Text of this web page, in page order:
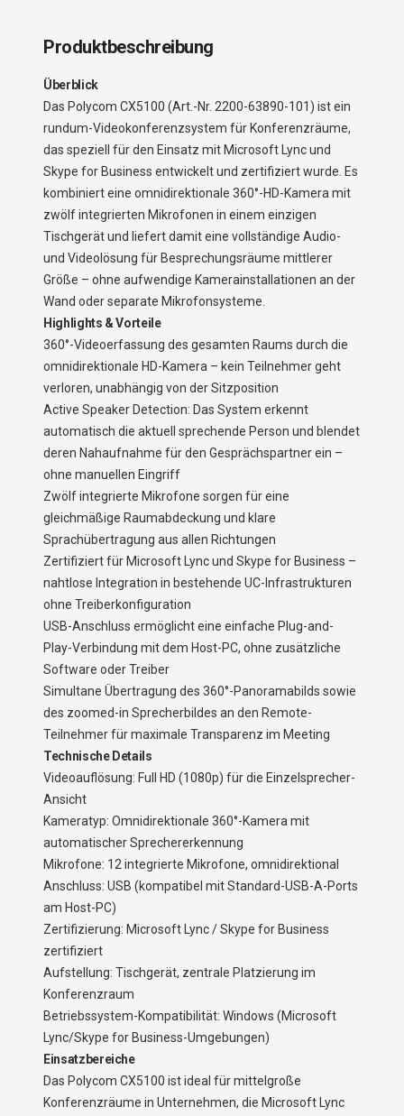
Produktbeschreibung
Überblick
Das Polycom CX5100 (Art.-Nr. 2200-63890-101) ist ein
rundum-Videokonferenzsystem für Konferenzräume,
das speziell für den Einsatz mit Microsoft Lync und
Skype for Business entwickelt und zertifiziert wurde. Es
kombiniert eine omnidirektionale 360°-HD-Kamera mit
zwölf integrierten Mikrofonen in einem einzigen
Tischgerät und liefert damit eine vollständige Audio-
und Videolösung für Besprechungsräume mittlerer
Größe – ohne aufwendige Kamerainstallationen an der
Wand oder separate Mikrofonsysteme.
Highlights & Vorteile
360°-Videoerfassung des gesamten Raums durch die
omnidirektionale HD-Kamera – kein Teilnehmer geht
verloren, unabhängig von der Sitzposition
Active Speaker Detection: Das System erkennt
automatisch die aktuell sprechende Person und blendet
deren Nahaufnahme für den Gesprächspartner ein –
ohne manuellen Eingriff
Zwölf integrierte Mikrofone sorgen für eine
gleichmäßige Raumabdeckung und klare
Sprachübertragung aus allen Richtungen
Zertifiziert für Microsoft Lync und Skype for Business –
nahtlose Integration in bestehende UC-Infrastrukturen
ohne Treiberkonfiguration
USB-Anschluss ermöglicht eine einfache Plug-and-
Play-Verbindung mit dem Host-PC, ohne zusätzliche
Software oder Treiber
Simultane Übertragung des 360°-Panoramabilds sowie
des zoomed-in Sprecherbildes an den Remote-
Teilnehmer für maximale Transparenz im Meeting
Technische Details
Videoauflösung: Full HD (1080p) für die Einzelsprecher-
Ansicht
Kameratyp: Omnidirektionale 360°-Kamera mit
automatischer Sprechererkennung
Mikrofone: 12 integrierte Mikrofone, omnidirektional
Anschluss: USB (kompatibel mit Standard-USB-A-Ports
am Host-PC)
Zertifizierung: Microsoft Lync / Skype for Business
zertifiziert
Aufstellung: Tischgerät, zentrale Platzierung im
Konferenzraum
Betriebssystem-Kompatibilität: Windows (Microsoft
Lync/Skype for Business-Umgebungen)
Einsatzbereiche
Das Polycom CX5100 ist ideal für mittelgroße
Konferenzräume in Unternehmen, die Microsoft Lync